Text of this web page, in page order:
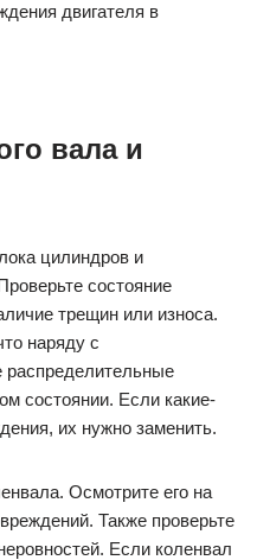
двигателя в
вала и
цилиндров и
состояние
трещин или износа.
наряду с
состоянии. Если какие-
их нужно заменить.
Осмотрите его на
Также проверьте
Если коленвал